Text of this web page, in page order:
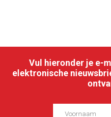
Vul hieronder je e-
elektronische